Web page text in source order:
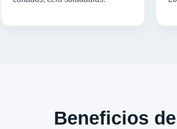
Beneficios